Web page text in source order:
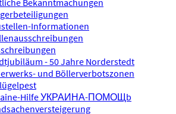
Bekanntmachungen
Informationen
- 50 Jahre Norderstedt
und Böllerverbotszonen
Hilfe УКРАИНА-ПОМОЩb